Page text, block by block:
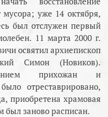
уже 14 октября,
был отслужен первый
11 марта 2000 г.
освятил архиепископ
Симон (Новиков).
прихожан и
отреставрировано,
приобретена храмовая
был заново расписан.